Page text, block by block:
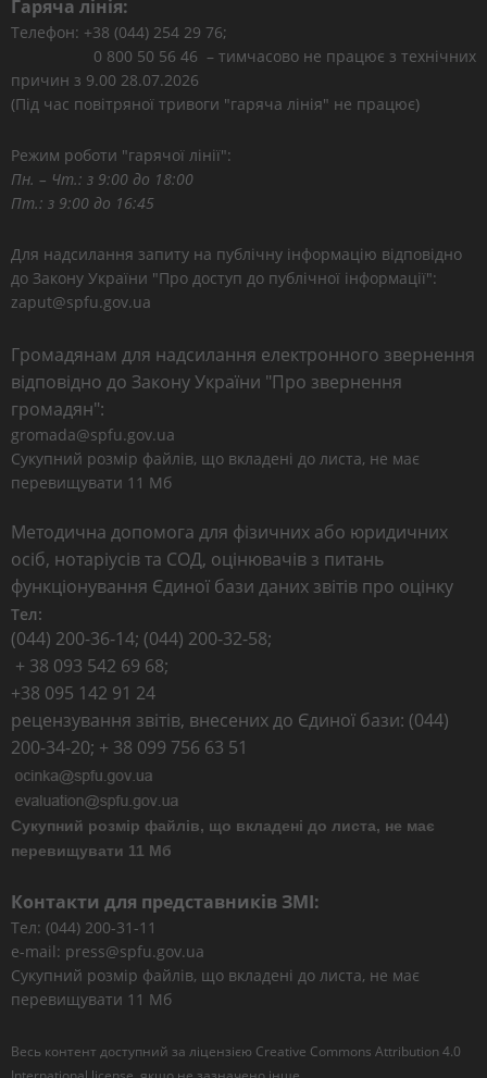
Гаряча лінія:
Телефон: +38 (044) 254 29 76;
0 800 50 56 46 – тимчасово не працює з технічних
причин з 9.00 28.07.2026
(Під час повітряної тривоги "гаряча лінія" не працює)
Режим роботи "гарячої лінії":
Пн. – Чт.: з 9:00 до 18:00
Пт.: з 9:00 до 16:45
Для надсилання запиту на публічну інформацію відповідно
до Закону України "Про доступ до публічної інформації":
zaput@spfu.gov.ua
Громадянам для надсилання електронного звернення
відповідно до Закону України "Про звернення
громадян":
gromada@spfu.gov.ua
Сукупний розмір файлів, що вкладені до листа, не має
перевищувати 11 Мб
Методична допомога для фізичних або юридичних
осіб, нотаріусів та СОД, оцінювачів з питань
функціонування Єдиної бази даних звітів про оцінку
Тел:
(044) 200-36-14; (044) 200-32-58;
+ 38 093 542 69 68;
+38 095 142 91 24
рецензування звітів, внесених до Єдиної бази: (044)
200-34-20; + 38 099 756 63 51
Сукупний розмір файлів, що вкладені до листа, не має
перевищувати 11 Мб
Контакти для представників ЗМІ:
Тел: (044) 200-31-11
e-mail: press@spfu.gov.ua
Сукупний розмір файлів, що вкладені до листа, не має
перевищувати 11 Мб
Весь контент доступний за ліцензією Creative Commons Attribution 4.0